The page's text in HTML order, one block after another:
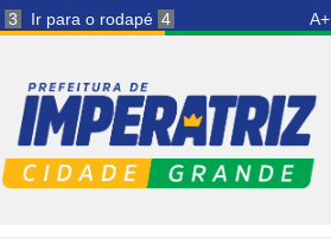
3 Ir para o rodapé 4 A+